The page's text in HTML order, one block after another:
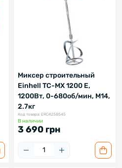
Миксер строительный
Einhell TC-MX 1200 E,
1200Вт, 0-680об/мин, М14,
2.7кг
Код товара: ERC4258545
В наличии
3 690 грн